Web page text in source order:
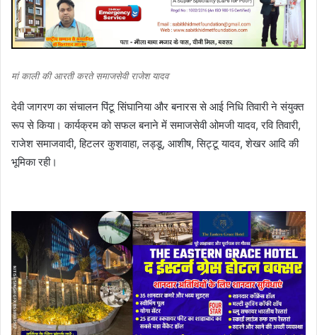
मां काली की आरती करते समाजसेवी राजेश यादव
देवी जागरण का संचालन पिंटू सिंघानिया और बनारस से आई निधि तिवारी ने संयुक्त
रूप से किया। कार्यक्रम को सफल बनाने में समाजसेवी ओमजी यादव, रवि तिवारी,
राजेश समाजवादी, हिटलर कुशवाहा, लड्डू, आशीष, सिट्टू यादव, शेखर आदि की
भूमिका रही।